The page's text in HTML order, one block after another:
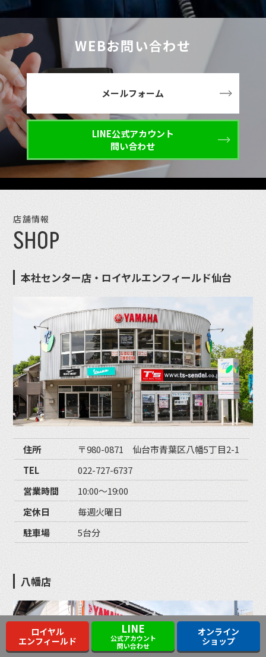
WEBお問い合わせ
メールフォーム
LINE公式アカウント
問い合わせ
店舗情報
SHOP
本社センター店・ロイヤルエンフィールド仙台
住所
〒980-0871 仙台市青葉区八幡5丁目2-1
TEL
022-727-6737
営業時間
10:00〜19:00
定休日
毎週火曜日
駐車場
5台分
八幡店
ロイヤル
エンフィールド
LINE
公式アカウント
問い合わせ
オンライン
ショップ